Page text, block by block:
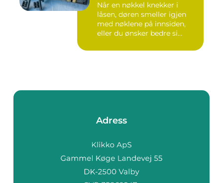
Når en nøkkel knekker i
låsen, døren smeller igjen
med nøklene på innsiden,
eller du ønsker bedre si...
Adress